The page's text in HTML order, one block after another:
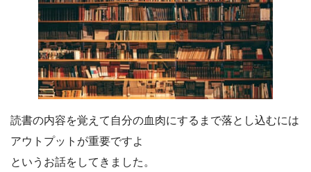
読書の内容を覚えて自分の血肉にするまで落とし込むには
アウトプットが重要ですよ
というお話をしてきました。